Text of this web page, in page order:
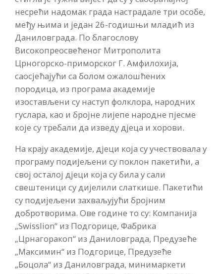
несрећи надомак града настрадале три особе,
међу њима и један 26-годишњи младић из
Даниловграда. По благослову
Високопреосвећеног Митрополита
Црногорско-приморског Г. Амфилохија,
саосјећајући са болом ожалошћених
породица, из програма академије
изостављени су наступ фолклора, народних
гуслара, као и бројне лијепе народне пјесме
које су требали да изведу дјеца и хорови.
На крају академије, дјеци која су учествовала у
програму подијељени су поклон пакетићи, а
свој осталој дјеци која су била у сали
свештеници су дијелили слаткише. Пакетићи
су подијељени захваљујући бројним
добротворима. Ове године то су: Компанија
„Swisslion“ из Подгорице, Фабрика
„Црнагоракоп“ из Даниловграда, Предузеће
„Максимин“ из Подгорице, Предузеће
„Боцола“ из Даниловграда, минимаркети